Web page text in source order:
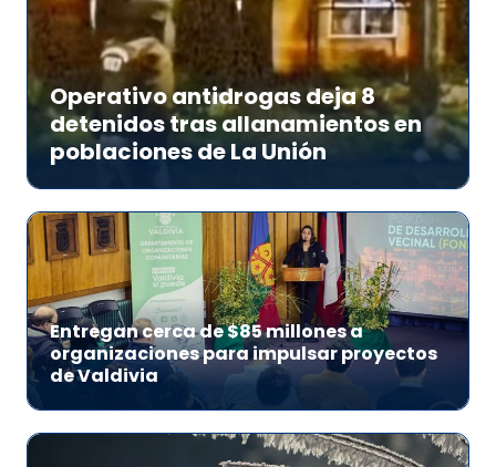
Operativo antidrogas deja 8
detenidos tras allanamientos en
poblaciones de La Unión
Entregan cerca de $85 millones a
organizaciones para impulsar proyectos
de Valdivia